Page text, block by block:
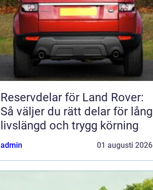
Reservdelar för Land Rover:
Så väljer du rätt delar för lång
livslängd och trygg körning
admin 01 augusti 2026